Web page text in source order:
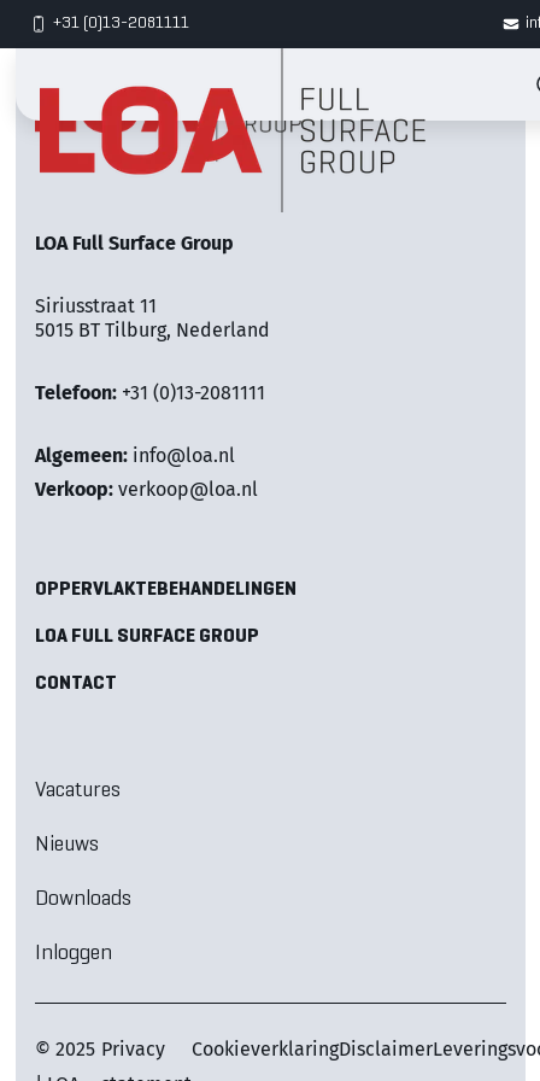
+31 (0)13-2081111
LOA Full Surface Group
Siriusstraat 11
5015 BT Tilburg, Nederland
Telefoon: +31 (0)13-2081111
Algemeen: info@loa.nl
Verkoop: verkoop@loa.nl
OPPERVLAKTEBEHANDELINGEN
LOA FULL SURFACE GROUP
CONTACT
Vacatures
Nieuws
Downloads
Inloggen
© 2025 Privacy
CookieverklaringDisclaimer